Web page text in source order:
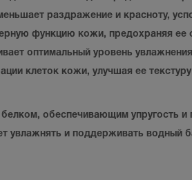
раздражение и красноту,
функцию кожи, предохраняя ее
оптимальный уровень
клеток кожи, улучшая ее
обеспечивающим упругость
увлажнять и поддерживать водный